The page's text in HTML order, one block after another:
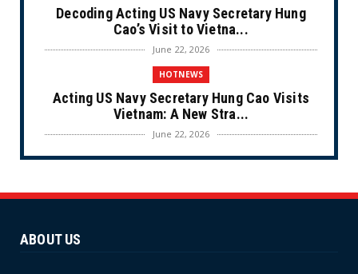
Decoding Acting US Navy Secretary Hung
Cao’s Visit to Vietna...
June 22, 2026
HOTNEWS
Acting US Navy Secretary Hung Cao Visits
Vietnam: A New Stra...
June 22, 2026
CULTURE
Ninh Bride Re-enacts...
ABOUT US